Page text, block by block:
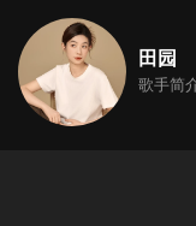
田园
歌手简